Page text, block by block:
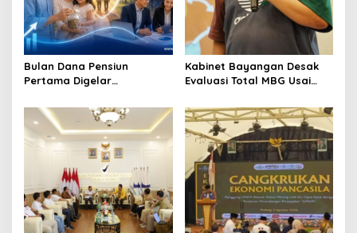
Bulan Dana Pensiun
Pertama Digelar
Perkuat Ekosistem Pensiun
Berkelanjutan
Kabinet Bayangan Desak
Evaluasi Total MBG Usai
Massal